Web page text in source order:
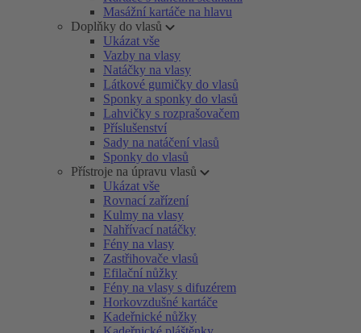
Masážní kartáče na hlavu
Doplňky do vlasů
Ukázat vše
Vazby na vlasy
Natáčky na vlasy
Látkové gumičky do vlasů
Sponky a sponky do vlasů
Lahvičky s rozprašovačem
Příslušenství
Sady na natáčení vlasů
Sponky do vlasů
Přístroje na úpravu vlasů
Ukázat vše
Rovnací zařízení
Kulmy na vlasy
Nahřívací natáčky
Fény na vlasy
Zastřihovače vlasů
Efilační nůžky
Fény na vlasy s difuzérem
Horkovzdušné kartáče
Kadeřnické nůžky